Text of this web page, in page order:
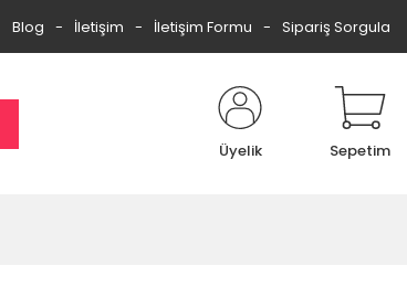
Blog İletişim İletişim Formu Sipariş Sorgula
Üyelik Sepetim